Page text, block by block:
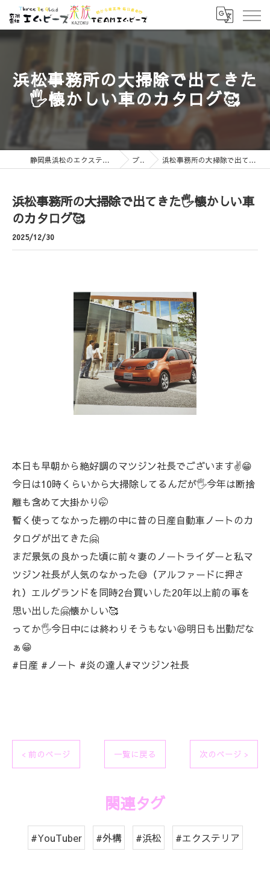
浜松事務所の大掃除で出てきた
🖐️懐かしい車のカタログ🥰
静岡県浜松のエクステリアなら有限会社エムビーズ ブログ 浜松事務所の大掃除で出てきた🖐️懐かしい車のカタログ🥰
浜松事務所の大掃除で出てきた🖐️懐かしい車
のカタログ🥰
2025/12/30
本日も早朝から絶好調のマツジン社長でございます✌️😁
今日は10時くらいから大掃除してるんだが🖐️今年は断捨
離も含めて大掛かり🤭
暫く使ってなかった棚の中に昔の日産自動車ノートのカ
タログが出てきた🤗
まだ景気の良かった頃に前々妻のノートライダーと私マ
ツジン社長が人気のなかった😅（アルファードに押さ
れ）エルグランドを同時2台買いした20年以上前の事を
思い出した🤗懐かしい🥰
ってか🖐️今日中には終わりそうもない😆明日も出勤だな
ぁ😁
#日産 #ノート #炎の達人#マツジン社長
< 前のページ 一覧に戻る 次のページ >
関連タグ
#YouTuber #外構 #浜松 #エクステリア